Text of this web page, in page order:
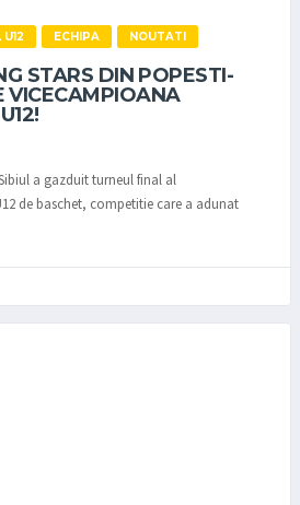
ECHIPA NOUTATI
STARS DIN POPESTI-
VICECAMPIOANA
a gazduit turneul final al
de baschet, competitie care a adunat